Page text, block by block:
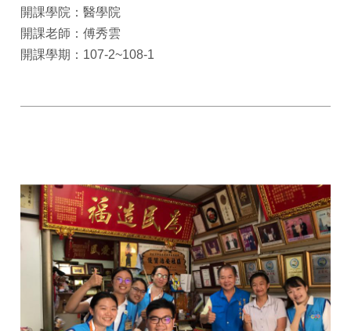
開課學院：醫學院
開課老師：傅秀雲
開課學期：107-2~108-1